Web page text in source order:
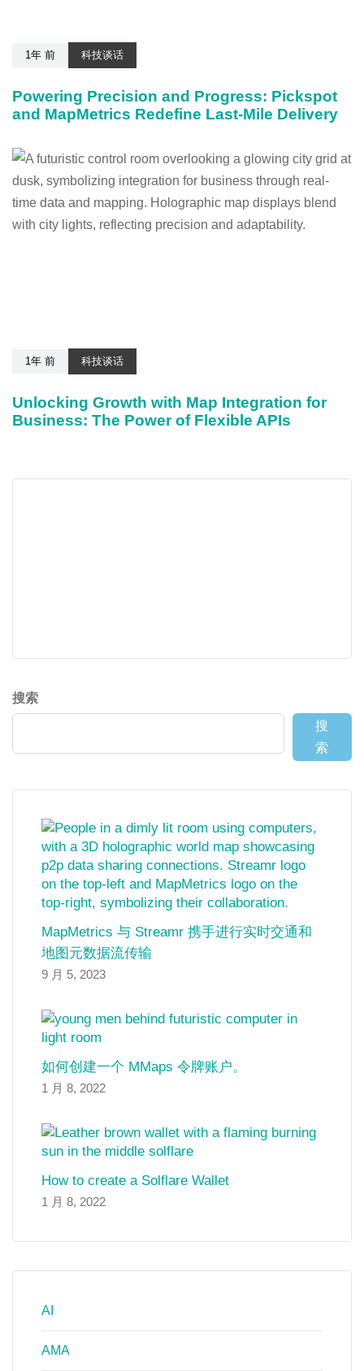
1年 前 科技谈话
Powering Precision and Progress: Pickspot
and MapMetrics Redefine Last-Mile Delivery
1年 前 科技谈话
Unlocking Growth with Map Integration for
Business: The Power of Flexible APIs
搜索
搜
索
MapMetrics 与 Streamr 携手进行实时交通和
地图元数据流传输
9 月 5, 2023
如何创建一个 MMaps 令牌账户。
1 月 8, 2022
How to create a Solflare Wallet
1 月 8, 2022
AI
AMA